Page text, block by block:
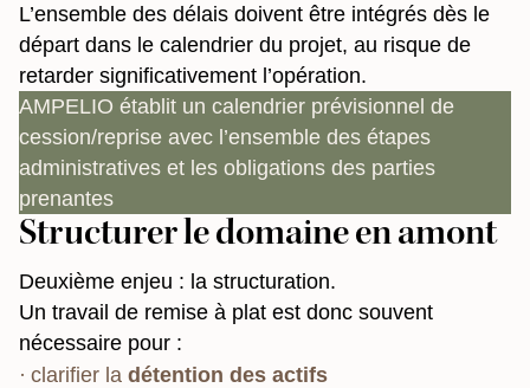
L’ensemble des délais doivent être intégrés dès le
départ dans le calendrier du projet, au risque de
retarder significativement l’opération.
AMPELIO établit un calendrier prévisionnel de
cession/reprise avec l’ensemble des étapes
administratives et les obligations des parties
prenantes
Structurer le domaine en amont
Deuxième enjeu : la structuration.
Un travail de remise à plat est donc souvent
nécessaire pour :
clarifier la détention des actifs